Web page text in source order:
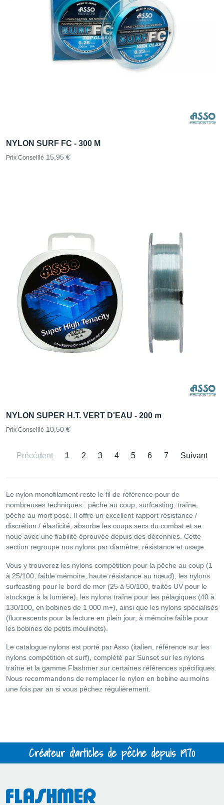
NYLON SURF FC - 300 M
Prix Conseillé 15,95 €
NYLON SUPER H.T. VERT D'EAU - 200 m
Prix Conseillé 10,50 €
Précédent 1 2 3 4 5 6 7 Suivant
Le nylon monofilament reste le fil de référence pour de
nombreuses techniques : pêche au coup, surfcasting, traîne,
pêche au mort posé. Il offre un excellent rapport résistance /
discrétion / élasticité, absorbe les coups secs du combat et se
noue avec une fiabilité éprouvée depuis des décennies. Cette
section regroupe nos nylons par diamètre, résistance et usage.
Vous y trouverez les nylons compétition pour la pêche au coup (1
à 25/100, faible mémoire, haute résistance au nœud), les nylons
surfcasting pour le bord de mer (25 à 50/100, traités UV pour le
stockage à la lumière), les nylons traîne pour les pélagiques (40 à
130/100, en bobines de 1 000 m+), ainsi que les nylons spécialisés
(fluorescents pour la lecture en plein jour, à mémoire faible pour
les bobines de petits moulinets).
Le catalogue nylons est porté par Asso (italien, référence sur les
nylons compétition et surf), complété par Sunset sur les nylons
traîne et la gamme Flashmer sur certaines références spécifiques.
Nous recommandons de remplacer le nylon en bobine au moins
une fois par an si vous pêchez régulièrement.
Créateur d'articles de pêche depuis 1970